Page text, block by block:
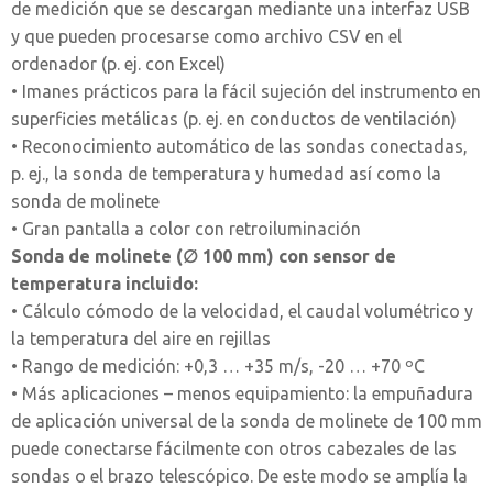
de medición que se descargan mediante una interfaz USB
y que pueden procesarse como archivo CSV en el
ordenador (p. ej. con Excel)
• Imanes prácticos para la fácil sujeción del instrumento en
superficies metálicas (p. ej. en conductos de ventilación)
• Reconocimiento automático de las sondas conectadas,
p. ej., la sonda de temperatura y humedad así como la
sonda de molinete
• Gran pantalla a color con retroiluminación
Sonda de molinete (∅ 100 mm) con sensor de
temperatura incluido:
• Cálculo cómodo de la velocidad, el caudal volumétrico y
la temperatura del aire en rejillas
• Rango de medición: +0,3 … +35 m/s, -20 … +70 ºC
• Más aplicaciones – menos equipamiento: la empuñadura
de aplicación universal de la sonda de molinete de 100 mm
puede conectarse fácilmente con otros cabezales de las
sondas o el brazo telescópico. De este modo se amplía la